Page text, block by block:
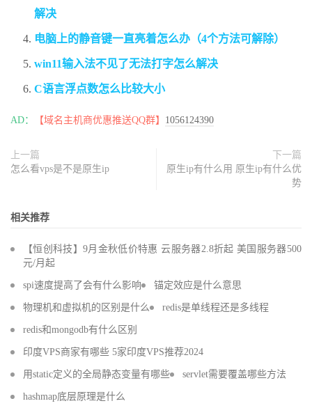
解决
电脑上的静音键一直亮着怎么办（4个方法可解除）
win11输入法不见了无法打字怎么解决
C语言浮点数怎么比较大小
AD： 【域名主机商优惠推送QQ群】 1056124390
上一篇
怎么看vps是不是原生ip
下一篇
原生ip有什么用 原生ip有什么优
势
相关推荐
【恒创科技】9月金秋低价特惠 云服务器2.8折起 美国服务器500
元/月起
spi速度提高了会有什么影响 锚定效应是什么意思
物理机和虚拟机的区别是什么 redis是单线程还是多线程
redis和mongodb有什么区别
印度VPS商家有哪些 5家印度VPS推荐2024
用static定义的全局静态变量有哪些 servlet需要覆盖哪些方法
hashmap底层原理是什么